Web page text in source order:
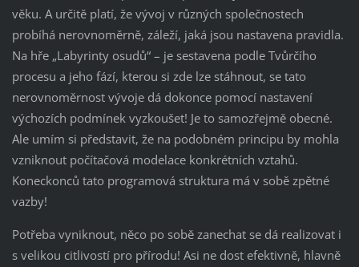
věku. A určitě platí, že vývoj v různých společnostech
probíhá nerovnoměrně, záleží, jaká jsou nastavena pravidla.
Na hře „Labyrinty osudů“ – je sestavena podle Tvůrčího
procesu a jeho fází, kterou si zde lze stáhnout, se tato
nerovnoměrnost vývoje dá dokonce pomocí nastavení
výchozích podmínek vyzkoušet! Je to samozřejmě obecné.
Ale umím si představit, že na podobném principu by mohla
vzniknout počítačová modelace konkrétních vztahů.
Koneckonců tato programová struktura má v sobě zpětné
vazby!
Potřeba vyniknout, něco po sobě zanechat se dá realizovat i
s velikou citlivostí pro přírodu! Asi ne dost efektivně, hlavně